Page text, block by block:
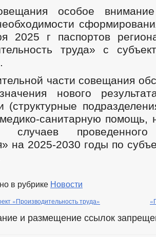
особое
2025 г паспортов
труда» с
части совещания
нового
(структурные
санитарную помощь,
случаев проведенного
на 2025-2030 годы по
в рубрике Новости
«Производительность труда»
и размещение ссылок